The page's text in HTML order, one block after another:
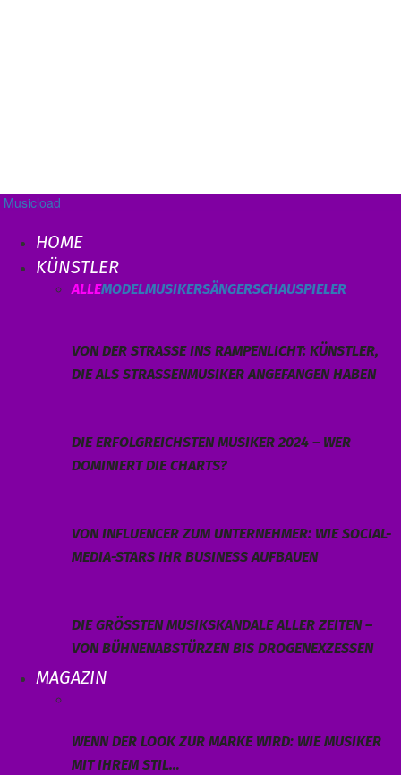
Musicload
HOME
KÜNSTLER
ALLEMODELMUSIKERSÄNGERSCHAUSPIELER
VON DER STRASSE INS RAMPENLICHT: KÜNSTLER, D
IE ALS STRASSENMUSIKER ANGEFANGEN HABEN
DIE ERFOLGREICHSTEN MUSIKER 2024 – WER
DOMINIERT DIE CHARTS?
VON INFLUENCER ZUM UNTERNEHMER: WIE SOCIAL-
MEDIA-STARS IHR BUSINESS AUFBAUEN
DIE GRÖSSTEN MUSIKSKANDALE ALLER ZEITEN – V
ON BÜHNENABSTÜRZEN BIS DROGENEXZESSEN
MAGAZIN
WENN DER LOOK ZUR MARKE WIRD: WIE MUSIKER
MIT IHREM STIL…